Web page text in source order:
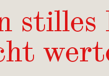
stilles